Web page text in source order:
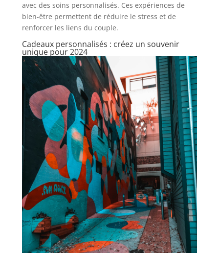
avec des soins personnalisés. Ces expériences de
bien-être permettent de réduire le stress et de
renforcer les liens du couple.
Cadeaux personnalisés : créez un souvenir
unique pour 2024